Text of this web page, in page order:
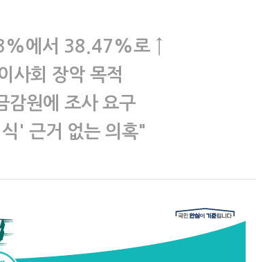
에서 38.47%로 ↑
사회 장악 목적
감원에 조사 요구
' 근거 없는 의혹"